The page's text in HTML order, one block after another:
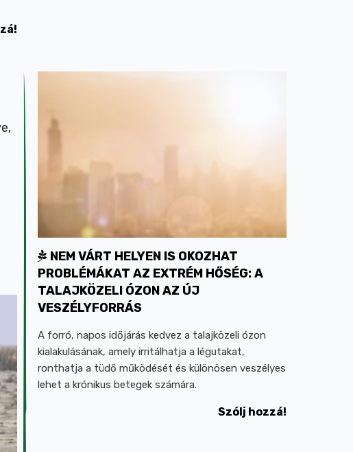
NEM VÁRT HELYEN IS OKOZHAT
PROBLÉMÁKAT AZ EXTRÉM HŐSÉG: A
TALAJKÖZELI ÓZON AZ ÚJ
VESZÉLYFORRÁS
A forró, napos időjárás kedvez a talajközeli ózon
kialakulásának, amely irritálhatja a légutakat,
ronthatja a tüdő működését és különösen veszélyes
lehet a krónikus betegek számára.
Szólj hozzá!